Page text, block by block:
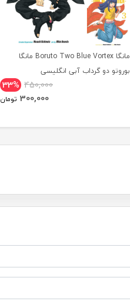
مانگا Boruto Two Blue Vortex مانگا
بوروتو دو گرداب آبی انگلیسی
33% 450,000
300,000 تومان